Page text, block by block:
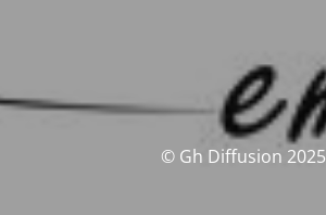
© Gh Diffusion 2025